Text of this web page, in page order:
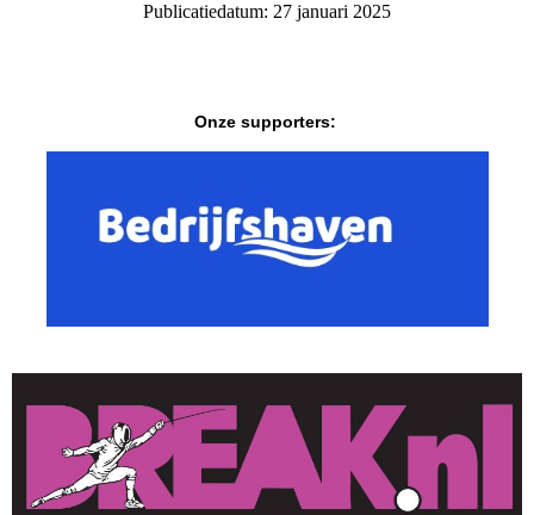
Publicatiedatum: 27 januari 2025
Onze supporters: